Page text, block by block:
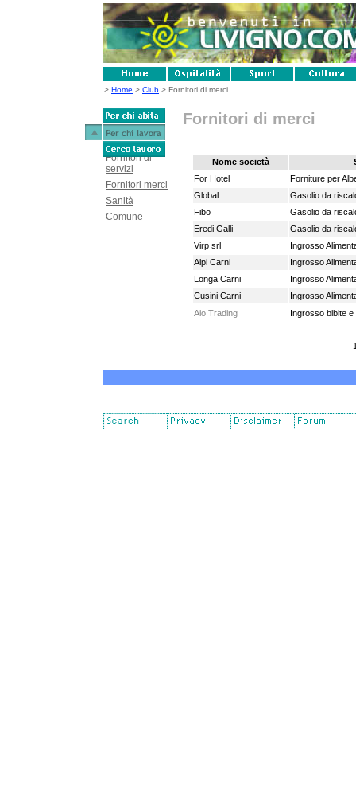
Fornitori di
servizi
Fornitori merci
Sanità
Comune
> Home > Club > Fornitori di merci
Fornitori di merci
Nome società
For Hotel
Forniture per
Global
Gasolio da
Fibo
Gasolio da
Eredi Galli
Gasolio da
Virp srl
Ingrosso
Alpi Carni
Ingrosso
Longa Carni
Ingrosso
Cusini Carni
Ingrosso
Aio Trading
Ingrosso bibite e